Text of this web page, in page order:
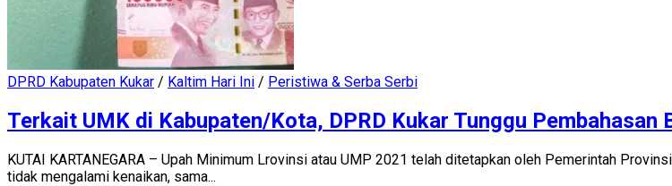
DPRD Kabupaten Kukar / Kaltim Hari Ini / Peristiwa & Serba Serbi
Terkait UMK di Kabupaten/Kota, DPRD Kukar Tunggu Pembahasan
KUTAI KARTANEGARA – Upah Minimum Lrovinsi atau UMP 2021 telah ditetapkan oleh Pemerintah
tidak mengalami kenaikan, sama...